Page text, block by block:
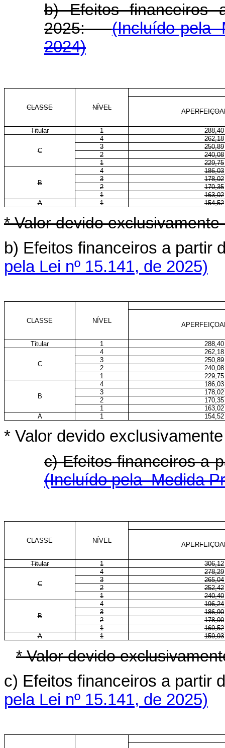
b) Efeitos
2025:(Incluído pela
2024)
CLASSE NÍVEL
Titular 1 288,40
C
4
262,18
3
250,89
2
240,08
1
229,75
B
4
186,03
3
178,02
2
170,35
1
163,02
A
1 154,52
* Valor devido
b) Efeitos financeiros a
pela Lei nº 15.141, de 2025)
CLASSE NÍVEL
Titular 1 288,40
C
4
262,18
3
250,89
2
240,08
1
229,75
B
4
186,03
3
178,02
2
170,35
1
163,02
A
1 154,52
* Valor devido
c) Efeitos financeiros
(Incluído pela Medida
CLASSE NÍVEL
Titular 1 306,12
C
4
278,29
3
265,04
2
252,42
1
240,40
B
4
196,24
3
186,90
2
178,00
1
169,52
A
1 159,93
* Valor devido
c) Efeitos financeiros a
pela Lei nº 15.141, de 2025)